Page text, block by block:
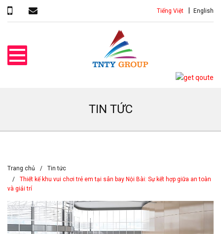
Tiếng Việt English
TIN TỨC
Trang chủ
Tin tức
Thiết kế khu vui chơi trẻ em tại sân bay Nội Bài: Sự kết hợp giữa an toàn
và giải trí